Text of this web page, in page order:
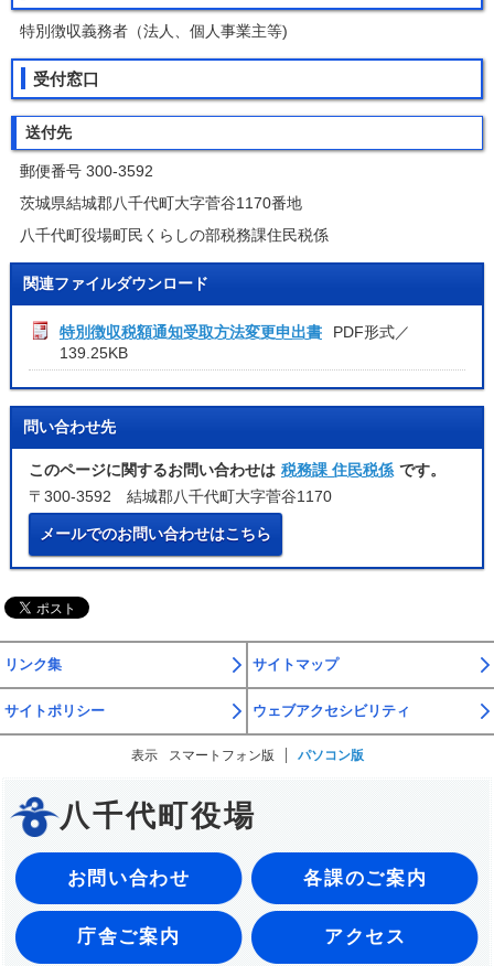
特別徴収義務者（法人、個人事業主等)
受付窓口
送付先
郵便番号 300-3592
茨城県結城郡八千代町大字菅谷1170番地
八千代町役場町民くらしの部税務課住民税係
関連ファイルダウンロード
特別徴収税額通知受取方法変更申出書
PDF形式／
139.25KB
問い合わせ先
このページに関するお問い合わせは 税務課 住民税係 です。
〒300-3592 結城郡八千代町大字菅谷1170
メールでのお問い合わせはこちら
リンク集 サイトマップ
サイトポリシー ウェブアクセシビリティ
表示 スマートフォン版 パソコン版
八千代町役場
お問い合わせ 各課のご案内
庁舎ご案内 アクセス